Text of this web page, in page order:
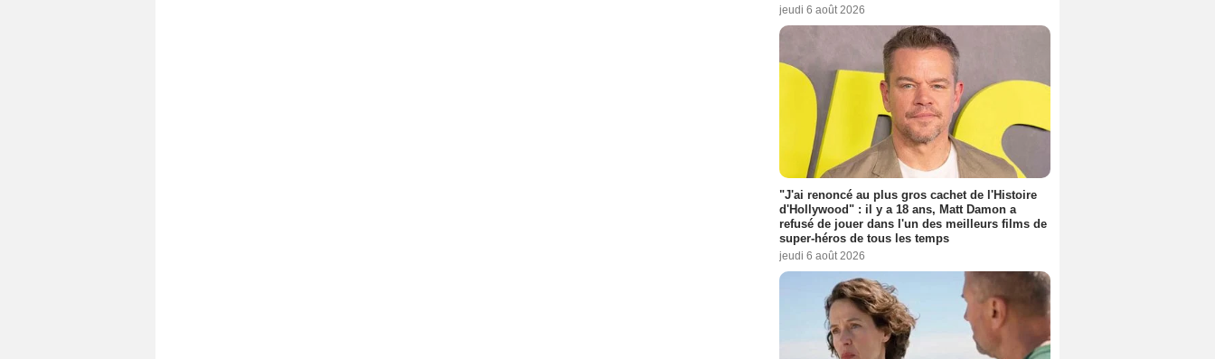
jeudi 6 août 2026
"J'ai renoncé au plus gros cachet de l'Histoire
d'Hollywood" : il y a 18 ans, Matt Damon a
refusé de jouer dans l'un des meilleurs films de
super-héros de tous les temps
jeudi 6 août 2026